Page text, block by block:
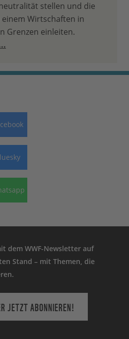
stellen und die
Wirtschaften in
Grenzen einleiten.
dem WWF-Newsletter auf
Stand – mit Themen, die
JETZT ABONNIEREN!